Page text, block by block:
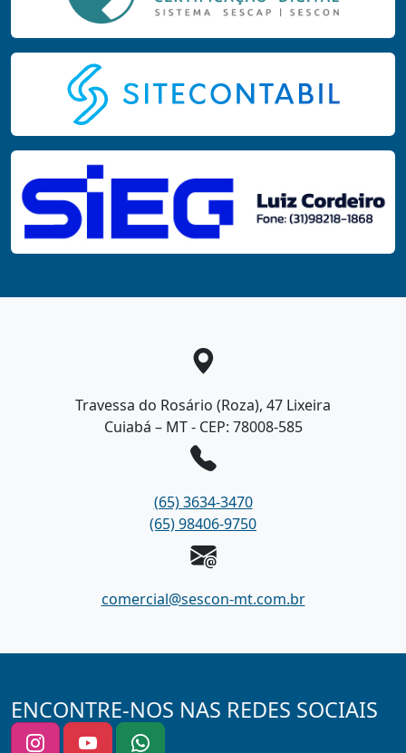
Travessa do Rosário (Roza), 47 Lixeira
Cuiabá – MT - CEP: 78008-585
(65) 3634-3470
(65) 98406-9750
comercial@sescon-mt.com.br
ENCONTRE-NOS NAS REDES SOCIAIS